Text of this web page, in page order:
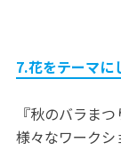
7.花をテーマに
『秋のバラま
様々なワークシ